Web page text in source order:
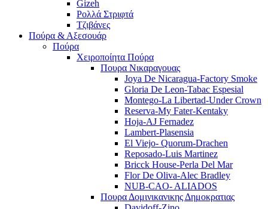
Gizeh
Ρολλά Στριφτά
Τζιβάνες
Πούρα & Αξεσουάρ
Πούρα
Χειροποίητα Πούρα
Πουρα Νικαραγουας
Joya De Nicaragua-Factory Smoke
Gloria De Leon-Tabac Espesial
Montego-La Libertad-Under Crown
Reserva-My Fater-Kentaky
Hoja-AJ Fernadez
Lambert-Plasensia
El Viejo- Quorum-Drachen
Reposado-Luis Martinez
Bricck House-Perla Del Mar
Flor De Oliva-Alec Bradley
NUB-CAO- ALIADOS
Πουρα Δομινικανικης Δημοκρατιας